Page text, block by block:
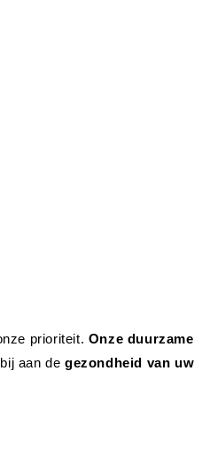
prioriteit. Onze duurzame
aan de gezondheid van uw